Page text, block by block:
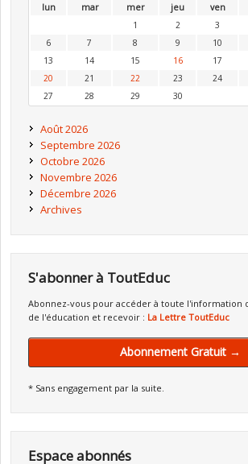
lun
mar mer jeu ven
1
2 3
6
7 8 9 10
13
14 15 16 17
20
21 22 23 24
27
28 29 30
Août 2026
Septembre 2026
Octobre 2026
Novembre 2026
Décembre 2026
Archives
S'abonner à ToutEduc
Abonnez-vous pour accéder à toute l'information
de l'éducation et recevoir : La Lettre ToutEduc
Abonnement Gratuit →
* Sans engagement par la suite.
Espace abonnés